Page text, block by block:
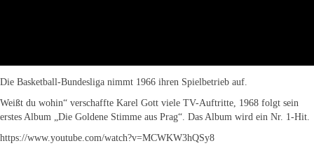
Die Basketball-Bundesliga nimmt 1966 ihren Spielbetrieb auf.
Weißt du wohin“ verschaffte Karel Gott viele TV-Auftritte, 1968 folgt sein
erstes Album „Die Goldene Stimme aus Prag“. Das Album wird ein Nr. 1-Hit.
https://www.youtube.com/watch?v=MCWKW3hQSy8